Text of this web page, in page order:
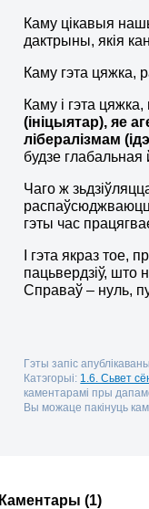
Каму цікавыя
дактрыны, якія
Каму гэта цяжка,
Каму і гэта
(ініцыятар), яе
лібералізмам
будзе глабальная
Чаго ж
гэты час
І гэта якраз
пацьвердзіў, што
Справаў – нуль,
Гэты запіс
Катэгорыі: 1.6. Сьвет
каментарамі пры
Вы можаце пакінуць
Каментары (1)